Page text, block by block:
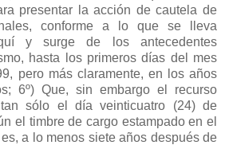
presentar la acción de cautela de
conforme a lo que se lleva
y surge de los antecedentes
hasta los primeros días del mes
pero más claramente, en los años
6º) Que, sin embargo el recurso
sólo el día veinticuatro (24) de
el timbre de cargo estampado en el
a lo menos siete años después de